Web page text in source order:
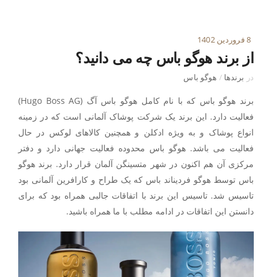
8 فروردین 1402
از برند هوگو باس چه می دانید؟
در برندها / هوگو باس
برند هوگو باس که با نام کامل هوگو باس آگ (Hugo Boss AG)
فعالیت دارد. این برند یک شرکت پوشاک آلمانی است که در زمینه
انواع پوشاک و به ویژه ادکلن و همچنین کالاهای لوکس در حال
فعالیت می باشد. هوگو باس محدوده فعالیت جهانی دارد و دفتر
مرکزی آن هم اکنون در شهر متسینگن آلمان قرار دارد. برند هوگو
باس توسط هوگو فردیناند باس که یک طراح و کارافرین آلمانی بود
تاسیس شد. تاسیس این برند با اتفاقات جالبی همراه بود که برای
دانستن این اتفاقات در ادامه مطلب با ما همراه باشید.